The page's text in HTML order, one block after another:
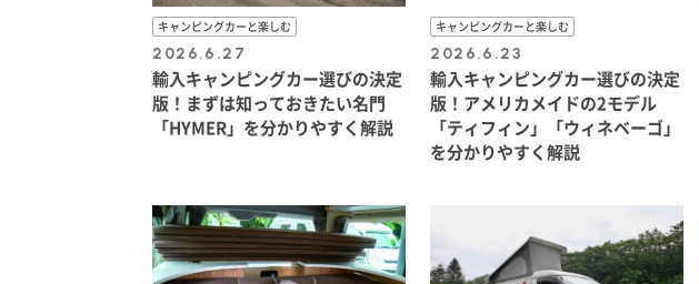
キャンピングカーと楽しむ
2026.6.27
輸入キャンピングカー選びの決定
版！まずは知っておきたい名門
「HYMER」を分かりやすく解説
キャンピングカーと楽しむ
2026.6.23
輸入キャンピングカー選びの決定
版！アメリカメイドの2モデル
「ティフィン」「ウィネベーゴ」
を分かりやすく解説